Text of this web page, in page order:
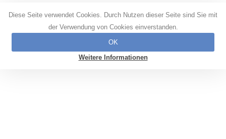
Diese Seite verwendet Cookies. Durch Nutzen dieser Seite sind Sie mit
der Verwendung von Cookies einverstanden.
OK
Weitere Informationen